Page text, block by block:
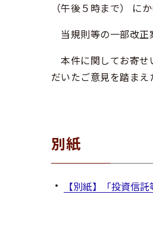
（午後５時まで） に
当規則等の一部改正
本件に関してお寄せ
だいたご意見を踏まえ
別紙
【別紙】「投資信